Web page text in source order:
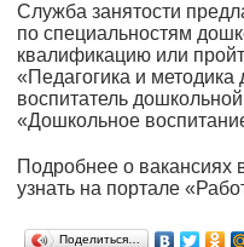
Служба занятости
по специальностям
квалификацию или
«Педагогика и
воспитатель
«Дошкольное
Подробнее о вакансиях
узнать на портале
Поделиться…